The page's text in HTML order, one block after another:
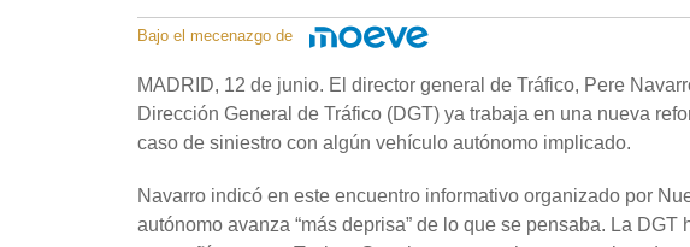
Bajo el mecenazgo de
MADRID, 12 de junio. El director general de Tráfico, Pere
Dirección General de Tráfico (DGT) ya trabaja en una nueva
caso de siniestro con algún vehículo autónomo implicado.
Navarro indicó en este encuentro informativo organizado por
autónomo avanza “más deprisa” de lo que se pensaba. La